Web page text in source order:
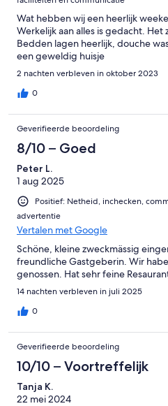
Wat hebben wij een heerlijk
Werkelijk aan alles is gedacht. Het
Bedden lagen heerlijk, douche
een geweldig huisje
2 nachten verbleven in oktober 2023
0
Geverifieerde beoordeling
8/10 – Goed
Peter L.
1 aug 2025
Positief: Netheid, inchecken,
advertentie
Vertalen met Google
Schöne, kleine zweckmässig
freundliche Gastgeberin. Wir
genossen. Hat sehr feine
14 nachten verbleven in juli 2025
0
Geverifieerde beoordeling
10/10 – Voortreffelijk
Tanja K.
22 mei 2024